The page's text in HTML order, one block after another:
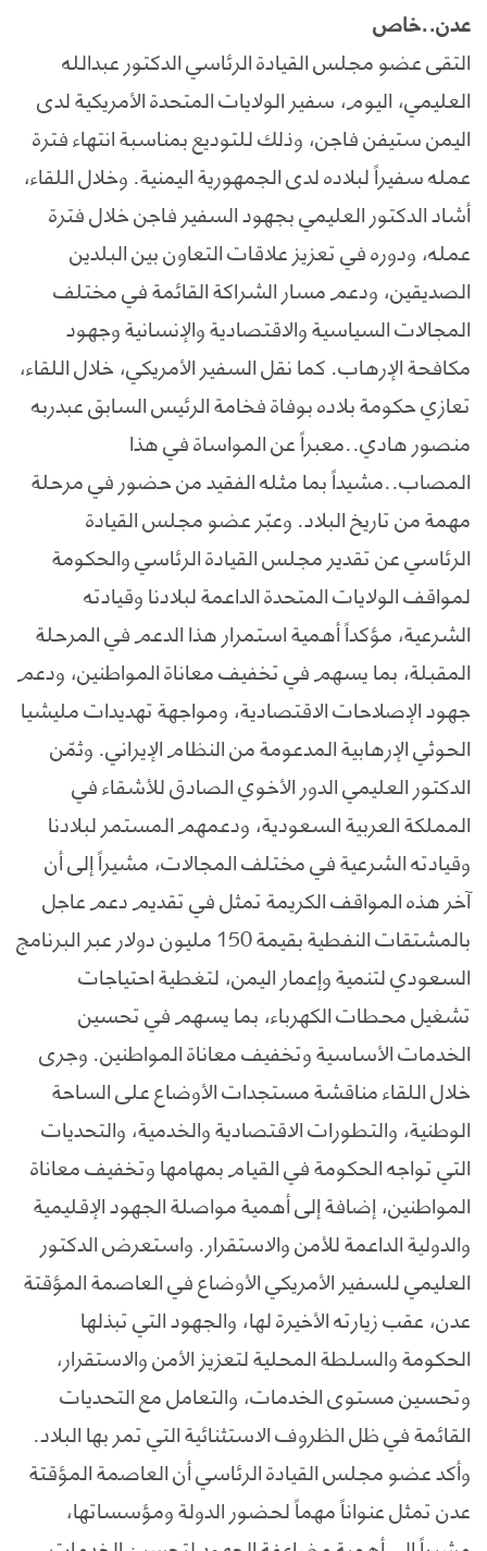
عدن..خاص
التقى عضو مجلس القيادة الرئاسي الدكتور عبدالله
العليمي، اليوم، سفير الولايات المتحدة الأمريكية لدى
اليمن ستيفن فاجن، وذلك للتوديع بمناسبة انتهاء فترة
عمله سفيراً لبلاده لدى الجمهورية اليمنية. وخلال اللقاء،
أشاد الدكتور العليمي بجهود السفير فاجن خلال فترة
عمله، ودوره في تعزيز علاقات التعاون بين البلدين
الصديقين، ودعم مسار الشراكة القائمة في مختلف
المجالات السياسية والاقتصادية والإنسانية وجهود
مكافحة الإرهاب. كما نقل السفير الأمريكي، خلال اللقاء،
تعازي حكومة بلاده بوفاة فخامة الرئيس السابق عبدربه
منصور هادي..معبراً عن المواساة في هذا
المصاب..مشيداً بما مثله الفقيد من حضور في مرحلة
مهمة من تاريخ البلاد. وعبّر عضو مجلس القيادة
الرئاسي عن تقدير مجلس القيادة الرئاسي والحكومة
لمواقف الولايات المتحدة الداعمة لبلادنا وقيادته
الشرعية، مؤكداً أهمية استمرار هذا الدعم في المرحلة
المقبلة، بما يسهم في تخفيف معاناة المواطنين، ودعم
جهود الإصلاحات الاقتصادية، ومواجهة تهديدات مليشيا
الحوثي الإرهابية المدعومة من النظام الإيراني. وثمّن
الدكتور العليمي الدور الأخوي الصادق للأشقاء في
المملكة العربية السعودية، ودعمهم المستمر لبلادنا
وقيادته الشرعية في مختلف المجالات، مشيراً إلى أن
آخر هذه المواقف الكريمة تمثل في تقديم دعم عاجل
بالمشتقات النفطية بقيمة 150 مليون دولار عبر البرنامج
السعودي لتنمية وإعمار اليمن، لتغطية احتياجات
تشغيل محطات الكهرباء، بما يسهم في تحسين
الخدمات الأساسية وتخفيف معاناة المواطنين. وجرى
خلال اللقاء مناقشة مستجدات الأوضاع على الساحة
الوطنية، والتطورات الاقتصادية والخدمية، والتحديات
التي تواجه الحكومة في القيام بمهامها وتخفيف معاناة
المواطنين، إضافة إلى أهمية مواصلة الجهود الإقليمية
والدولية الداعمة للأمن والاستقرار. واستعرض الدكتور
العليمي للسفير الأمريكي الأوضاع في العاصمة المؤقتة
عدن، عقب زيارته الأخيرة لها، والجهود التي تبذلها
الحكومة والسلطة المحلية لتعزيز الأمن والاستقرار،
وتحسين مستوى الخدمات، والتعامل مع التحديات
القائمة في ظل الظروف الاستثنائية التي تمر بها البلاد.
وأكد عضو مجلس القيادة الرئاسي أن العاصمة المؤقتة
عدن تمثل عنواناً مهماً لحضور الدولة ومؤسساتها،